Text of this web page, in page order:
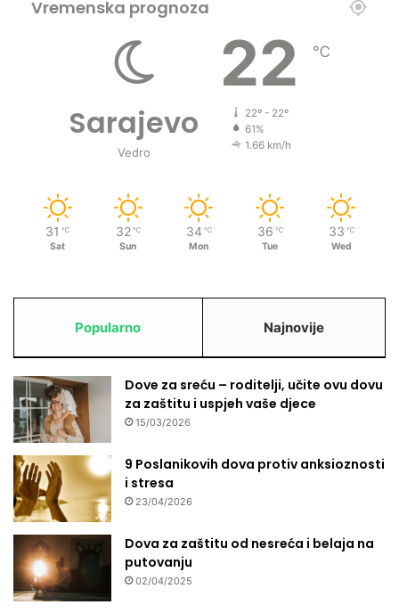
Vremenska prognoza
Sarajevo
Vedro
22 ℃
22º - 22º
61%
1.66 km/h
31 ℃
Sat
32 ℃
Sun
34 ℃
Mon
36 ℃
Tue
33 ℃
Wed
Popularno Najnovije
Dove za sreću – roditelji, učite ovu dovu
za zaštitu i uspjeh vaše djece
15/03/2026
9 Poslanikovih dova protiv anksioznosti
i stresa
23/04/2026
Dova za zaštitu od nesreća i belaja na
putovanju
02/04/2025